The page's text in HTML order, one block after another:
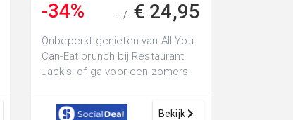
-34% +/- € 24,95
Onbeperkt genieten van All-You-
Can-Eat brunch bij Restaurant
Jack's: of ga voor een zomers
BB...
Bekijk